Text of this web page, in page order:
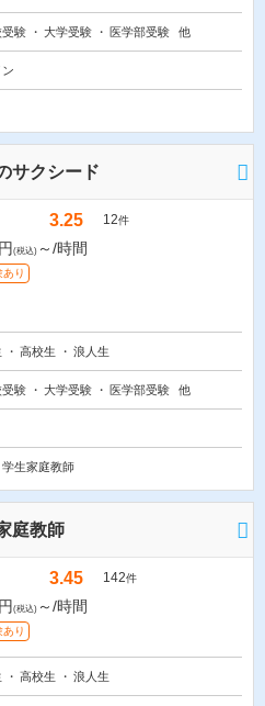
受験 大学受験 医学部受験 他
サクシード
3.25 12件
(税込) ～/時間
り
高校生 浪人生
受験 大学受験 医学部受験 他
学生家庭教師
庭教師
3.45 142件
(税込) ～/時間
り
高校生 浪人生